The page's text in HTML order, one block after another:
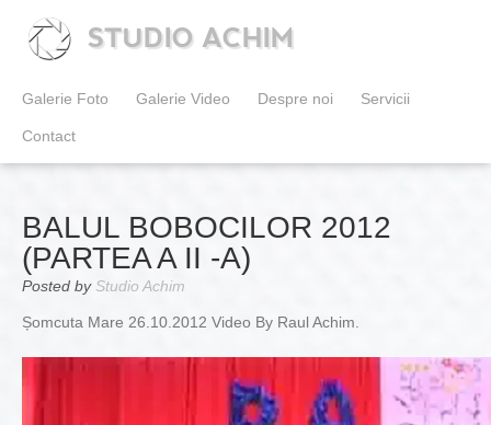
STUDIO ACHIM
Galerie Foto Galerie Video Despre noi Servicii
Contact
BALUL BOBOCILOR 2012
(PARTEA A II -A)
Posted by Studio Achim
Șomcuta Mare 26.10.2012 Video By Raul Achim.